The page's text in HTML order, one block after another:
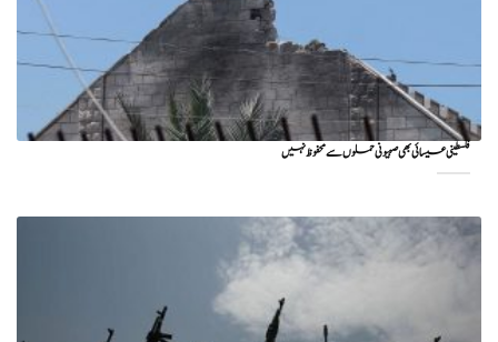
فلسطینی عیسائی بھی صہیونی حملوں سے محفوظ نہیں